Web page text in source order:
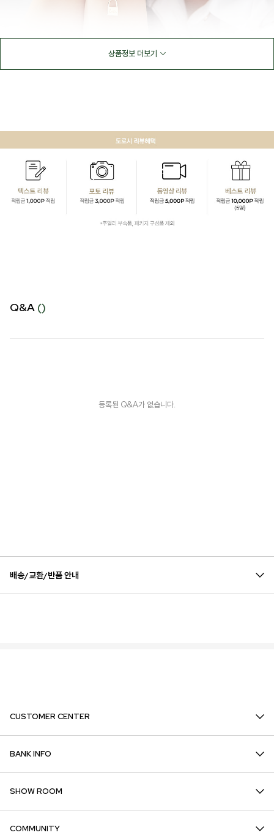
상품정보 더보기
Q&A ()
등록된 Q&A가 없습니다.
배송/교환/반품 안내
CUSTOMER CENTER
BANK INFO
SHOW ROOM
COMMUNITY